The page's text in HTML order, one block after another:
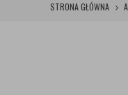
STRONA GŁÓWNA